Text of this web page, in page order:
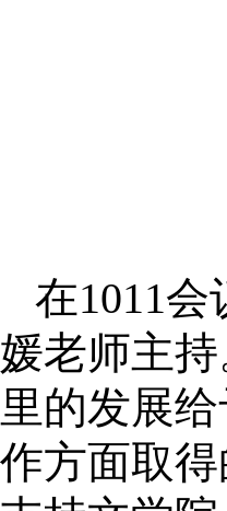
在1011
媛老师主
里的发展
作方面取